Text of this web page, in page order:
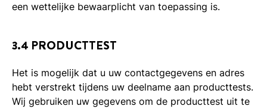
een wettelijke bewaarplicht van toepassing is.
3.4 PRODUCTTEST
Het is mogelijk dat u uw contactgegevens en adres
hebt verstrekt tijdens uw deelname aan producttests.
Wij gebruiken uw gegevens om de producttest uit te